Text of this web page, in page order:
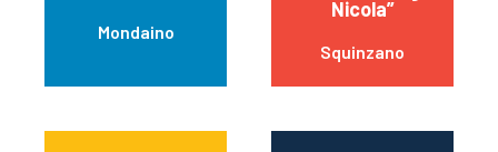
Mondaino
Nicola”
Squinzano